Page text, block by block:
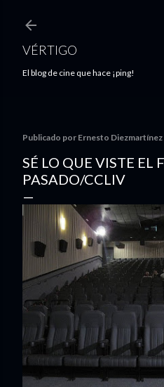
VÉRTIGO
El blog de cine que hace ¡ping!
Publicado por Ernesto Diezmartínez
SÉ LO QUE VISTE EL
PASADO/CCLIV